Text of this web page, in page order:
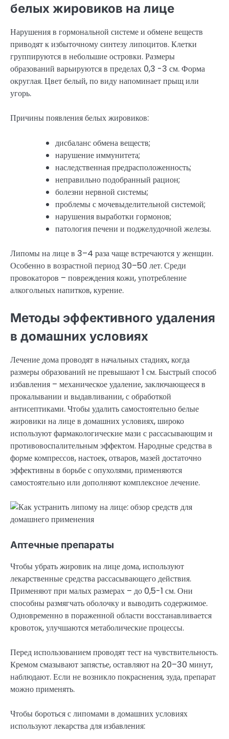
белых жировиков на лице
Нарушения в гормональной системе и обмене веществ
приводят к избыточному синтезу липоцитов. Клетки
группируются в небольшие островки. Размеры
образований варьируются в пределах 0,3 -3 см. Форма
округлая. Цвет белый, по виду напоминает прыщ или
угорь.
Причины появления белых жировиков:
дисбаланс обмена веществ;
нарушение иммунитета;
наследственная предрасположенность;
неправильно подобранный рацион;
болезни нервной системы;
проблемы с мочевыделительной системой;
нарушения выработки гормонов;
патология печени и поджелудочной железы.
Липомы на лице в 3–4 раза чаще встречаются у женщин.
Особенно в возрастной период 30–50 лет. Среди
провокаторов – повреждения кожи, употребление
алкогольных напитков, курение.
Методы эффективного удаления
в домашних условиях
Лечение дома проводят в начальных стадиях, когда
размеры образований не превышают 1 см. Быстрый способ
избавления – механическое удаление, заключающееся в
прокалывании и выдавливании, с обработкой
антисептиками. Чтобы удалить самостоятельно белые
жировики на лице в домашних условиях, широко
используют фармакологические мази с рассасывающим и
противовоспалительным эффектом. Народные средства в
форме компрессов, настоек, отваров, мазей достаточно
эффективны в борьбе с опухолями, применяются
самостоятельно или дополняют комплексное лечение.
Аптечные препараты
Чтобы убрать жировик на лице дома, используют
лекарственные средства рассасывающего действия.
Применяют при малых размерах – до 0,5-1 см. Они
способны размягчать оболочку и выводить содержимое.
Одновременно в пораженной области восстанавливается
кровоток, улучшаются метаболические процессы.
Перед использованием проводят тест на чувствительность.
Кремом смазывают запястье, оставляют на 20–30 минут,
наблюдают. Если не возникло покраснения, зуда, препарат
можно применять.
Чтобы бороться с липомами в домашних условиях
используют лекарства для избавления: